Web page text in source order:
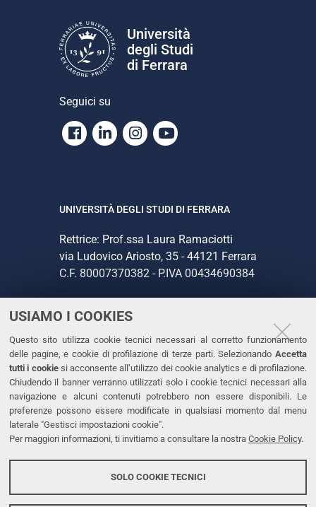
USIAMO I COOKIES
Questo sito utilizza cookie tecnici necessari al corretto funzionamento
delle pagine, e cookie di profilazione di terze parti. Selezionando Accetta
tutti i cookiesi acconsente all’utilizzo dei cookie analytics e di profilazione.
Chiudendo il banner verranno utilizzati solo i cookie tecnici necessari alla
navigazione e alcuni contenuti potrebbero non essere disponibili. Le
preferenze possono essere modificate in qualsiasi momento dal menu
laterale "Gestisci impostazioni cookie".
Per maggiori informazioni, ti invitiamo a consultare la nostra Cookie Policy.
SOLO COOKIE TECNICI
Università
degli Studi
di Ferrara
Seguici su
Facebook
LinkedinInstagram
Youtube
UNIVERSITÀ DEGLI STUDI DI FERRARA
Rettrice: Prof.ssa Laura Ramaciotti
via Ludovico Ariosto, 35 - 44121 Ferrara
C.F. 80007370382 - P.IVA 00434690384
CONTATTI
Tel. +39 0532 293111
Fax. +39 0532 293031
PEC
LINKS
Dichiarazione di accessibilità
Protezione dati personali